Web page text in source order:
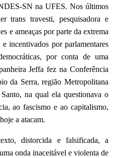
SN na UFES. Nos últimos
trans travesti, pesquisadora e
e ameaças por parte da extrema
incentivados por parlamentares
por conta de uma
Jeffa fez na Conferência
da Serra, região Metropolitana
na qual ela questionava o
ao fascismo e ao capitalismo,
a atacam.
distorcida e falsificada, a
onda inaceitável e violenta de